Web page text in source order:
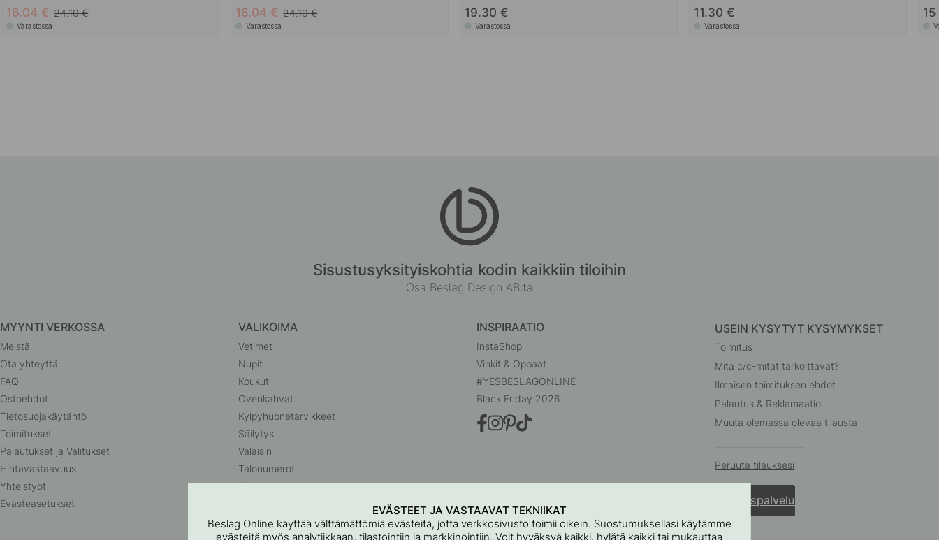
16.04 24.10
Varastossa
16.04 24.10
Varastossa
19.30
Varastossa
11.30
Varastossa
Sisustusyksityiskohtia kodin kaikkiin tiloihin
Osa Beslag Design AB:ta
MYYNTI VERKOSSA
Meistä
Ota yhteyttä
FAQ
Ostoehdot
Tietosuojakäytäntö
Toimitukset
Palautukset ja Valitukset
Hintavastaavuus
Yhteistyöt
Evästeasetukset
VALIKOIMA
Vetimet
Nupit
Koukut
Ovenkahvat
Kylpyhuonetarvikkeet
Säilytys
Valaisin
Talonumerot
Outlet
INSPIRAATIO
InstaShop
Vinkit & Oppaat
#YESBESLAGONLINE
Black Friday 2026
USEIN KYSYTYT KYSYMYKSET
Toimitus
Mitä c/c-mitat tarkoittavat?
Ilmaisen toimituksen ehdot
Palautus & Reklamaatio
Muuta olemassa olevaa tilausta
Peruuta tilauksesi
Asiakaspalvelu
EVÄSTEET JA VASTAAVAT TEKNIIKAT
Beslag Online käyttää välttämättömiä evästeitä, jotta verkkosivusto toimii oikein. Suostumuksellasi käytämme
evästeitä myös analytiikkaan, tilastointiin ja markkinointiin. Voit hyväksyä kaikki, hylätä kaikki tai mukauttaa